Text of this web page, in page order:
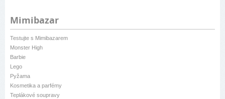
Mimibazar
Testujte s Mimibazarem
Monster High
Barbie
Lego
Pyžama
Kosmetika a parfémy
Teplákové soupravy